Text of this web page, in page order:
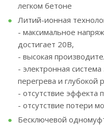
легком бетоне
Литий-ионная
- максимальное
достигает 20В,
- высокая
- электронная
перегрева и глубокой
- отсутствие эффекта
- отсутствие потери
Бесключевой